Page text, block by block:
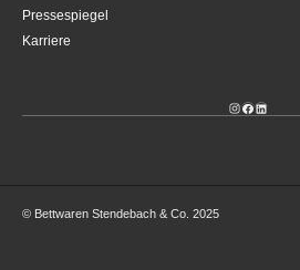
Pressespiegel
Karriere
Instagram
Facebook
LinkedIn
© Bettwaren Stendebach & Co. 2025